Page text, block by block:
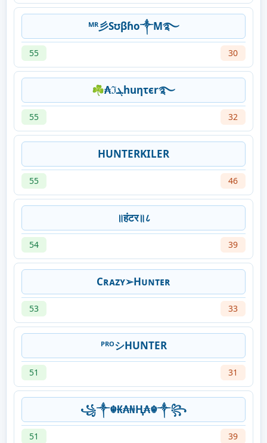
ᴹᴿ彡Sʊβɦo༒M࿐
55 30
☘₳ℑܔhuητєr࿐
55 32
HUNTERKILER
55 46
‌‌‌‌‍॥हंटर॥८
54 39
Cʀᴀᴢʏ➢Hᴜɴᴛᴇʀ
53 33
ᴾᴿᴼシHUNTER
51 31
꧁༒☬₭₳₦Ⱨ₳☬༒꧂
51 39